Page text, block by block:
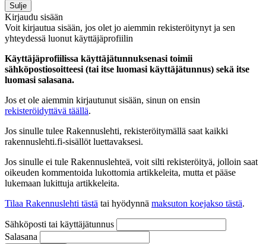
Sulje
Kirjaudu sisään
Voit kirjautua sisään, jos olet jo aiemmin rekisteröitynyt ja sen
yhteydessä luonut käyttäjäprofiilin
Käyttäjäprofiilissa käyttäjätunnuksenasi toimii
sähköpostiosoitteesi (tai itse luomasi käyttäjätunnus) sekä itse
luomasi salasana.
Jos et ole aiemmin kirjautunut sisään, sinun on ensin
rekisteröidyttävä täällä.
Jos sinulle tulee Rakennuslehti, rekisteröitymällä saat kaikki
rakennuslehti.fi-sisällöt luettavaksesi.
Jos sinulle ei tule Rakennuslehteä, voit silti rekisteröityä, jolloin saat
oikeuden kommentoida lukottomia artikkeleita, mutta et pääse
lukemaan lukittuja artikkeleita.
Tilaa Rakennuslehti tästä tai hyödynnä maksuton koejakso tästä.
Sähköposti tai käyttäjätunnus
Salasana